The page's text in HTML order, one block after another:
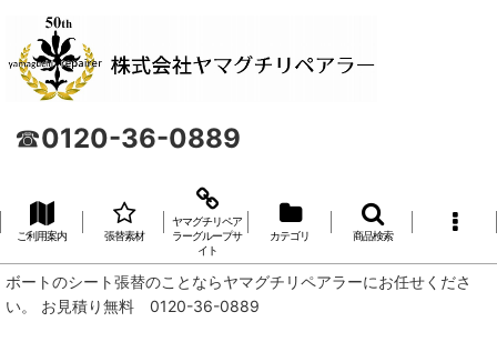
☎0120-36-0889
ご利用案内 張替素材
ヤマグチリペア
ラーグループサ
イト
カテゴリ 商品検索
ボートのシート張替のことならヤマグチリペアラーにお任せくださ
い。 お見積り無料 0120-36-0889